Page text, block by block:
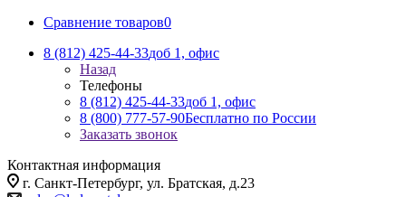
Сравнение товаров0
8 (812) 425-44-33доб 1, офис
Назад
Телефоны
8 (812) 425-44-33доб 1, офис
8 (800) 777-57-90Бесплатно по России
Заказать звонок
Контактная информация
г. Санкт-Петербург, ул. Братская, д.23